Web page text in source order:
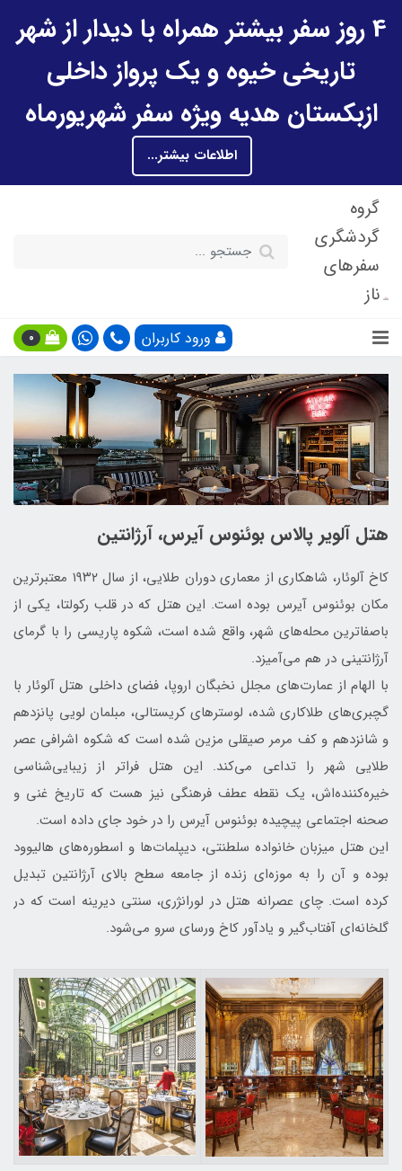
4 روز سفر بیشتر همراه با دیدار از شهر
تاریخی خیوه و یک پرواز داخلی
ازبکستان هدیه ویژه سفر شهریورماه
اطلاعات بیشتر...
گروه
گردشگری
سفرهای
ناز
ورود کاربران 0
هتل آلویر پالاس بوئنوس آیرس، آرژانتین
کاخ آلوئار، شاهکاری از معماری دوران طلایی، از سال ۱۹۳۲ معتبرترین
مکان بوئنوس آیرس بوده است. این هتل که در قلب رکولتا، یکی از
باصفاترین محله‌های شهر، واقع شده است، شکوه پاریسی را با گرمای
آرژانتینی در هم می‌آمیزد.
با الهام از عمارت‌های مجلل نخبگان اروپا، فضای داخلی هتل آلوئار با
گچبری‌های طلاکاری شده، لوسترهای کریستالی، مبلمان لویی پانزدهم
و شانزدهم و کف مرمر صیقلی مزین شده است که شکوه اشرافی عصر
طلایی شهر را تداعی می‌کند. این هتل فراتر از زیبایی‌شناسی
خیره‌کننده‌اش، یک نقطه عطف فرهنگی نیز هست که تاریخ غنی و
صحنه اجتماعی پیچیده بوئنوس آیرس را در خود جای داده است.
این هتل میزبان خانواده سلطنتی، دیپلمات‌ها و اسطوره‌های هالیوود
بوده و آن را به موزه‌ای زنده از جامعه سطح بالای آرژانتین تبدیل
کرده است. چای عصرانه هتل در لورانژری، سنتی دیرینه است که در
گلخانه‌ای آفتاب‌گیر و یادآور کاخ ورسای سرو می‌شود.